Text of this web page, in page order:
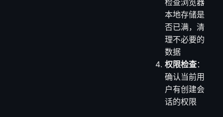
本地存储是
否已满，清
理不必要的
数据
权限检查：
确认当前用
户有创建会
话的权限